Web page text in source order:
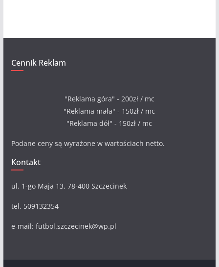
Cennik Reklam
"Reklama góra" - 200zł / mc
"Reklama mała" - 150zł / mc
"Reklama dół" - 150zł / mc
Podane ceny są wyrażone w wartościach netto.
Kontakt
ul. 1-go Maja 13, 78-400 Szczecinek
tel. 509132354
e-mail: futbol.szczecinek@wp.pl